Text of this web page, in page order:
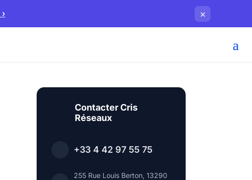
› ×
Contacter Cris
Réseaux
+33 4 42 97 55 75
255 Rue Louis Berton, 13290